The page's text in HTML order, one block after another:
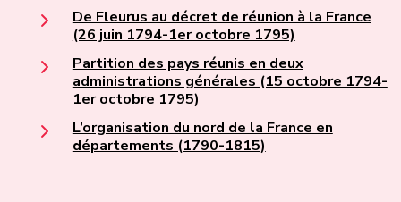
De Fleurus au décret de réunion à la France
(26 juin 1794-1er octobre 1795)
Partition des pays réunis en deux
administrations générales (15 octobre 1794-
1er octobre 1795)
L’organisation du nord de la France en
départements (1790-1815)